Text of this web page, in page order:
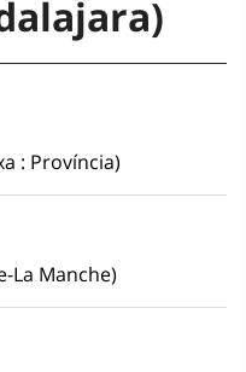
: Província)
La Manche)